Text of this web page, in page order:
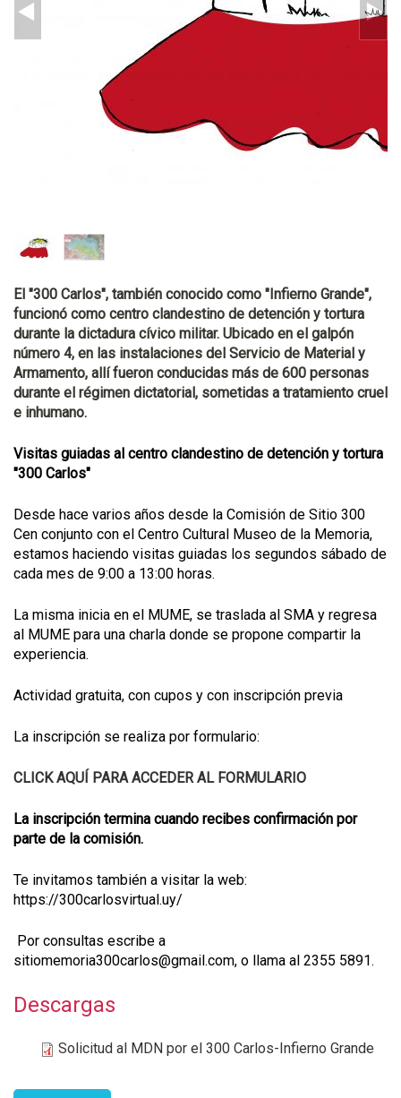
El "300 Carlos", también conocido como "Infierno Grande",
funcionó como centro clandestino de detención y tortura
durante la dictadura cívico militar. Ubicado en el galpón
número 4, en las instalaciones del Servicio de Material y
Armamento, allí fueron conducidas más de 600 personas
durante el régimen dictatorial, sometidas a tratamiento cruel
e inhumano.
Visitas guiadas al centro clandestino de detención y tortura
"300 Carlos"
Desde hace varios años desde la Comisión de Sitio 300
Cen conjunto con el Centro Cultural Museo de la Memoria,
estamos haciendo visitas guiadas los segundos sábado de
cada mes de 9:00 a 13:00 horas.
La misma inicia en el MUME, se traslada al SMA y regresa
al MUME para una charla donde se propone compartir la
experiencia.
Actividad gratuita, con cupos y con inscripción previa
La inscripción se realiza por formulario:
CLICK AQUÍ PARA ACCEDER AL FORMULARIO
La inscripción termina cuando recibes confirmación por
parte de la comisión.
Te invitamos también a visitar la web:
https://300carlosvirtual.uy/
Por consultas escribe a
sitiomemoria300carlos@gmail.com, o llama al 2355 5891.
Descargas
Solicitud al MDN por el 300 Carlos-Infierno Grande